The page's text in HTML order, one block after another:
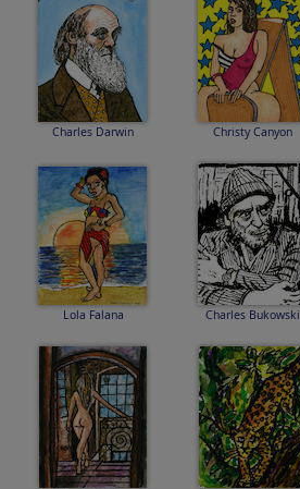
Charles Darwin Christy Canyon
Lola Falana Charles Bukowski